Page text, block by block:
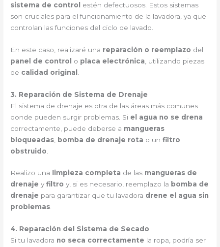
sistema de control
estén defectuosos. Estos sistemas
son cruciales para el funcionamiento de la lavadora, ya que
controlan las funciones del ciclo de lavado.
En este caso, realizaré una reparación o reemplazo del
panel de control
o placa electrónica , utilizando piezas
de calidad original
3. Reparación de Sistema de Drenaje
El sistema de drenaje es otra de las áreas más comunes
donde pueden surgir problemas. Si el agua no se drena
correctamente, puede deberse a mangueras
bloqueadas bomba de drenaje rota o unfiltro
obstruido
Realizo una limpieza completa de las mangueras de
drenaje yfiltro y, si es necesario, reemplazo la bomba de
drenaje para garantizar que tu lavadora drene el agua sin
problemas.
4. Reparación del Sistema de Secado
Si tu lavadora no seca correctamente la ropa, podría ser